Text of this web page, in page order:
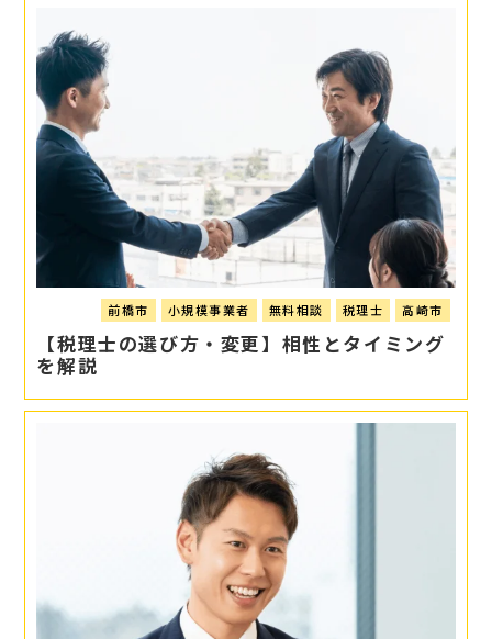
前橋市 小規模事業者 無料相談 税理士 高崎市
【税理士の選び方・変更】相性とタイミング
を解説